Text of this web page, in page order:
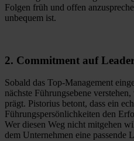
Folgen früh und offen
unbequem ist.
2. Commitment auf
Sobald das Top-Management
nächste Führungsebene
prägt. Pistorius betont, dass ein
Führungspersönlichkeiten den
Wer diesen Weg nicht mitgehen
dem Unternehmen eine passende